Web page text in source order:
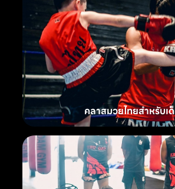
คลาสมวยไทยสำหรับเ